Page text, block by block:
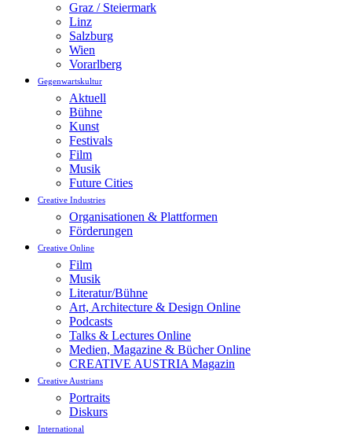
Graz / Steiermark
Linz
Salzburg
Wien
Vorarlberg
Gegenwartskultur
Aktuell
Bühne
Kunst
Festivals
Film
Musik
Future Cities
Creative Industries
Organisationen & Plattformen
Förderungen
Creative Online
Film
Musik
Literatur/Bühne
Art, Architecture & Design Online
Podcasts
Talks & Lectures Online
Medien, Magazine & Bücher Online
CREATIVE AUSTRIA Magazin
Creative Austrians
Portraits
Diskurs
International